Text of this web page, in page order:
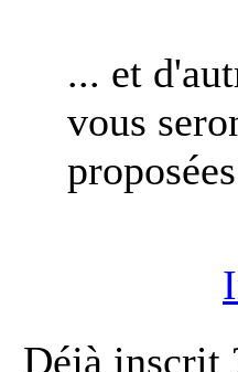
... et
vous
Déjà inscrit